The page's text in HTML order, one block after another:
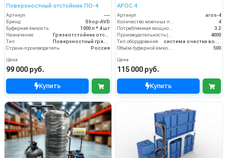
Поверхностный отстойник ПО-4
Артикул
----
Бренд
Shop-AVD
Буферная ёмкость
1000 л * 4 шт
Назначение
Грязеотстойник отстойник для автомойки
Тип
Поверхностный грязеотстойник отстойник
Страна-производитель
Россия
Цена
99 000 руб.
Купить
АРОС 4
Артикул
aros-4
Количество моечных постов (шт)
4
Потребляемая мощность (кВт)
3.2
Производительность (л/ч)
4000
Тип оборудования
система очистки воды
Объём буферной ёмкости (л)
500
Цена
115 000 руб.
Купить